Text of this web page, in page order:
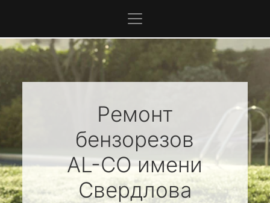
Ремонт
бензорезов
AL-COимени
Свердлова